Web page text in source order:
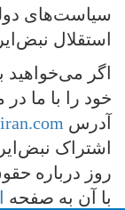
سیاست‌های
استقلال
اگر می‌خواهید
خود را با ما در
آدرس
اشتراک
روز درباره
با آن به صفحه